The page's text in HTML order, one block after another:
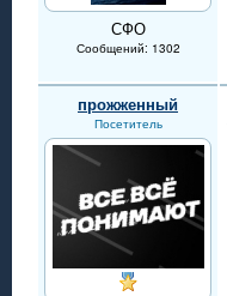
СФО
Сообщений: 1302
прожженный
Посетитель